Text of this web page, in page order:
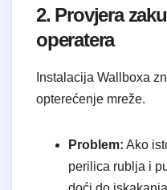
2. Provjera
operatera
Instalacija Wallboxa
opterećenje mreže.
Problem: Ako
perilica rublja i